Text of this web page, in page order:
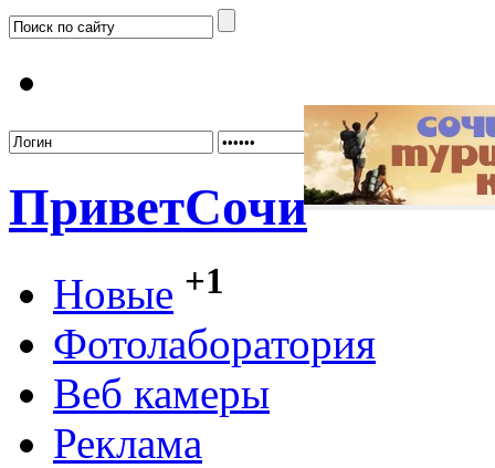
ПриветСочи
Новые +1
Фотолаборатория
Веб камеры
Реклама